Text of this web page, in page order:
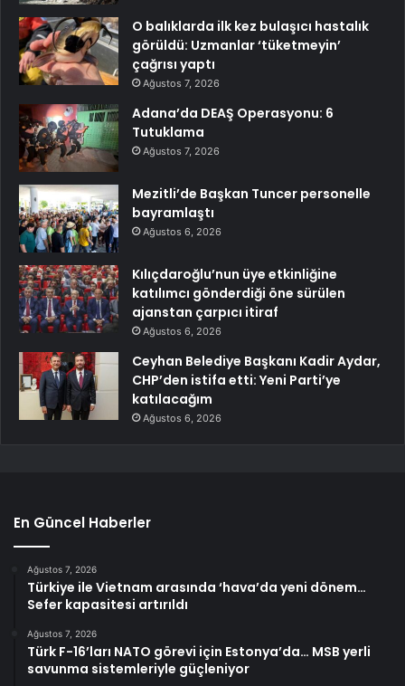
O balıklarda ilk kez bulaşıcı hastalık
görüldü: Uzmanlar ‘tüketmeyin’
çağrısı yaptı
Ağustos 7, 2026
Adana’da DEAŞ Operasyonu: 6
Tutuklama
Ağustos 7, 2026
Mezitli’de Başkan Tuncer personelle
bayramlaştı
Ağustos 6, 2026
Kılıçdaroğlu’nun üye etkinliğine
katılımcı gönderdiği öne sürülen
ajanstan çarpıcı itiraf
Ağustos 6, 2026
Ceyhan Belediye Başkanı Kadir Aydar,
CHP’den istifa etti: Yeni Parti’ye
katılacağım
Ağustos 6, 2026
En Güncel Haberler
Ağustos 7, 2026
Türkiye ile Vietnam arasında ‘hava’da yeni dönem…
Sefer kapasitesi artırıldı
Ağustos 7, 2026
Türk F-16’ları NATO görevi için Estonya’da… MSB yerli
savunma sistemleriyle güçleniyor